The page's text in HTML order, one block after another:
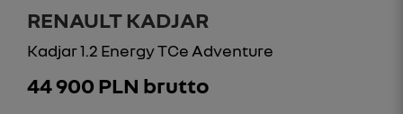
RENAULT KADJAR
Kadjar 1.2 Energy TCe Adventure
44 900 PLN brutto